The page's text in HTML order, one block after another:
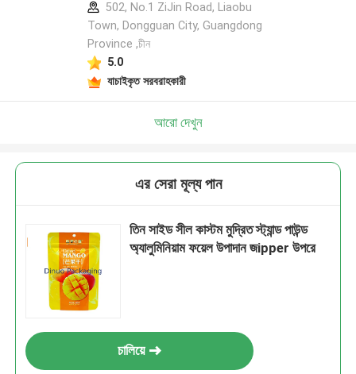
502, No.1 ZiJin Road, Liaobu
Town, Dongguan City, Guangdong
Province ,চীন
5.0
যাচাইকৃত সরবরাহকারী
আরো দেখুন
এর সেরা মূল্য পান
তিন সাইড সীল কাস্টম মুদ্রিত স্ট্যান্ড পাউন্ড
অ্যালুমিনিয়াম ফয়েল উপাদান জipper উপরে
চালিয়ে